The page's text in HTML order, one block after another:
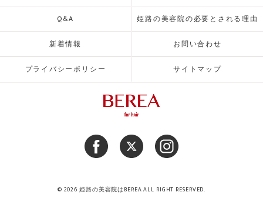
Q&A 姫路の美容院の必要とされる理由
新着情報 お問い合わせ
プライバシーポリシー サイトマップ
© 2026 姫路の美容院はBEREA ALL RIGHT RESERVED.